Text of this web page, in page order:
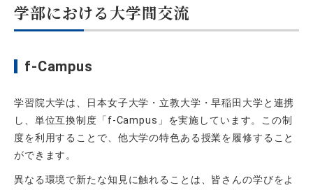
学部における大学間交流
f-Campus
学習院大学は、日本女子大学・立教大学・早稲田大学と連携
し、単位互換制度「 f-Campus 」を実施しています。この制
度を利用することで、他大学の特色ある授業を履修すること
ができます。
異なる環境で新たな知見に触れることは、皆さんの学びをよ